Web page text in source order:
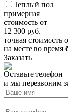
Теплый пол
примерная
стоимость от
12 300 руб.
точная стоимость
на месте во время
Заказать
Оставьте телефон
и мы перезвоним